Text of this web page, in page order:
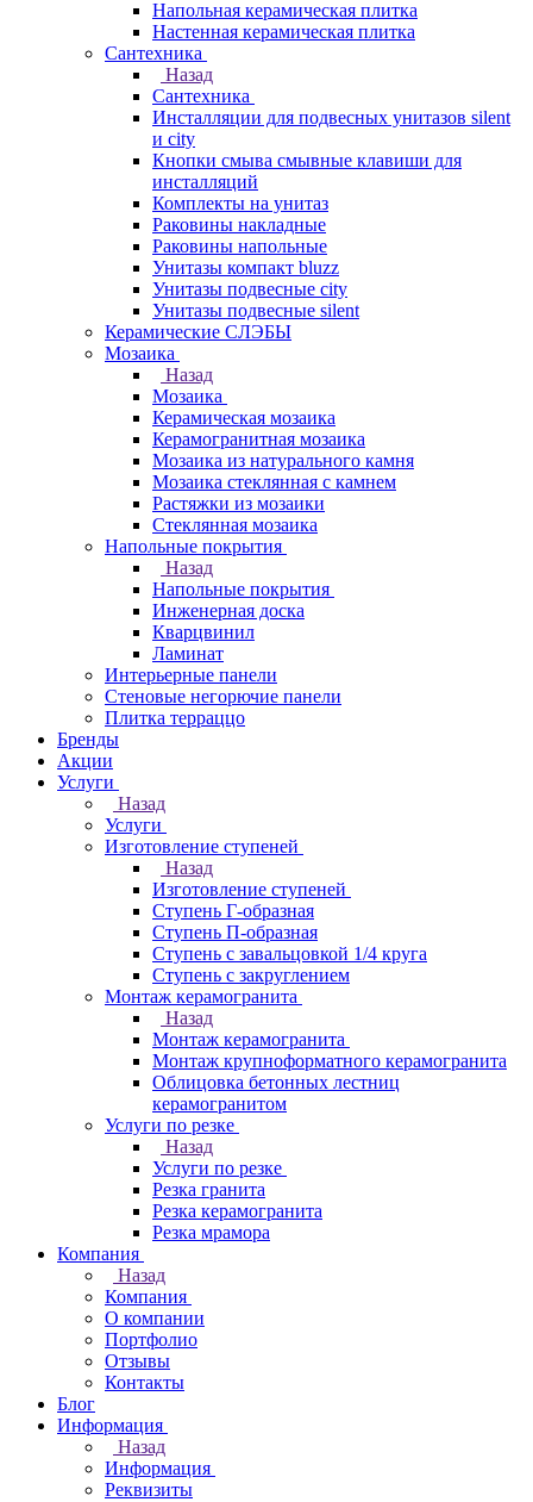
Напольная керамическая плитка
Настенная керамическая плитка
Сантехника
Назад
Сантехника
Инсталляции для подвесных унитазов silent
и city
Кнопки смыва смывные клавиши для
инсталляций
Комплекты на унитаз
Раковины накладные
Раковины напольные
Унитазы компакт bluzz
Унитазы подвесные city
Унитазы подвесные silent
Керамические СЛЭБЫ
Мозаика
Назад
Мозаика
Керамическая мозаика
Керамогранитная мозаика
Мозаика из натурального камня
Мозаика стеклянная с камнем
Растяжки из мозаики
Стеклянная мозаика
Напольные покрытия
Назад
Напольные покрытия
Инженерная доска
Кварцвинил
Ламинат
Интерьерные панели
Стеновые негорючие панели
Плитка терраццо
Бренды
Акции
Услуги
Назад
Услуги
Изготовление ступеней
Назад
Изготовление ступеней
Ступень Г-образная
Ступень П-образная
Ступень с завальцовкой 1/4 круга
Ступень с закруглением
Монтаж керамогранита
Назад
Монтаж керамогранита
Монтаж крупноформатного керамогранита
Облицовка бетонных лестниц
керамогранитом
Услуги по резке
Назад
Услуги по резке
Резка гранита
Резка керамогранита
Резка мрамора
Компания
Назад
Компания
О компании
Портфолио
Отзывы
Контакты
Блог
Информация
Назад
Информация
Реквизиты